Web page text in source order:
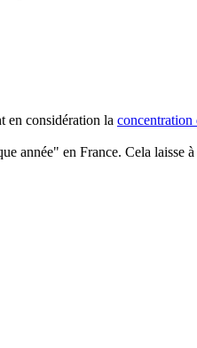
en considération la concentration
année" en France. Cela laisse